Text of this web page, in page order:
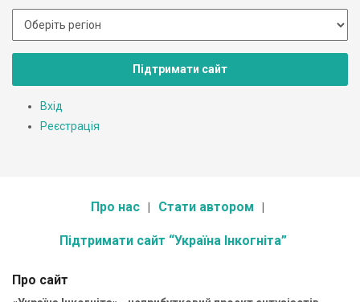
Підтримати сайт
Вхід
Реєстрація
Про нас Стати автором
Підтримати сайт “Україна Інкогніта”
Про сайт